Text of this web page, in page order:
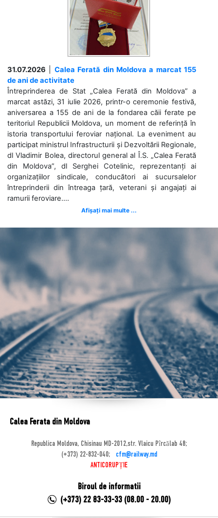
31.07.2026
Calea Ferată din Moldova a marcat 155
de ani de activitate
Întreprinderea de Stat „Calea Ferată din Moldova” a
marcat astăzi, 31 iulie 2026, printr-o ceremonie festivă,
aniversarea a 155 de ani de la fondarea căii ferate pe
teritoriul Republicii Moldova, un moment de referință în
istoria transportului feroviar național. La eveniment au
participat ministrul Infrastructurii și Dezvoltării Regionale,
dl Vladimir Bolea, directorul general al Î.S. „Calea Ferată
din Moldova”, dl Serghei Cotelinic, reprezentanți ai
organizațiilor sindicale, conducători ai sucursalelor
întreprinderii din întreaga țară, veterani și angajați ai
ramurii feroviare....
Afișați mai multe ...
Calea Ferata din Moldova
Republica Moldova, Chisinau MD-2012,str. Vlaicu Pîrcălab 48;
(+373) 22-832-040;
cfm@railway.md
ANTICORUPȚIE
Biroul de informatii
(+373) 22 83-33-33 (08.00 - 20.00)